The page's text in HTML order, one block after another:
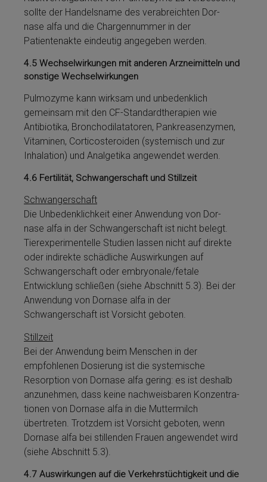
sollte der Handelsname des verabreichten Dor­
nase al­fa und die Chargennummer in der
Patientenakte eindeutig angegeben werden.
4.5 Wechselwirkungen mit anderen Arzneimitteln und
sonstige Wechselwirkungen
Pulmozyme­ kann wirksam und unbedenklich
gemeinsam mit den CF-Standardtherapien wie
Antibiotika, Bronchodilatatoren, Pan­kre­as­en­zy­men,
Vi­ta­mi­nen, Cor­ti­co­ste­roi­den (systemisch und zur
Inhalation) und An­alge­ti­ka an­ge­wendet werden.
4.6 Fertilität, Schwangerschaft und Stillzeit
Schwangerschaft
Die Unbedenklichkeit ei­ner Anwendung von Dor­
nase al­fa in der Schwangerschaft ist nicht belegt.
Tierexperimentelle Studien lassen nicht auf direkte
oder indirekte schädliche Auswirkungen auf
Schwangerschaft oder em­bryonale/fe­tale
Entwicklung schließen (siehe Abschnitt 5.3). Bei der
Anwendung von Dor­nase al­fa in der
Schwangerschaft ist Vorsicht geboten.
Stillzeit
Bei der Anwendung beim Men­schen in der
empfohlenen Dosierung ist die systemische
Resorption von Dor­nase al­fa gering: es ist deshalb
anzunehmen, dass keine nachweisbaren Kon­zen­tra­
tio­nen von Dor­nase al­fa in die Muttermilch
übertreten. Trotzdem ist Vorsicht geboten, wenn
Dor­nase al­fa bei stillenden Frauen an­ge­wendet wird
(siehe Abschnitt 5.3).
4.7 Auswirkungen auf die Verkehrstüchtigkeit und die